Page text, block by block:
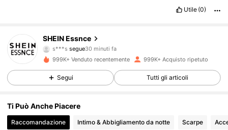
Utile (0)
SHEIN Essnce
s***ssegue30 minuti fa
c***e sta navigando
4.85
901K Follower
4.85 901K Follower
999K+ Venduto recentemente 999K+ Acquisto ripetuto
Segui Tutti gli articoli
Ti Può Anche Piacere
Raccomandazione Intimo & Abbigliamento da notte Scarpe